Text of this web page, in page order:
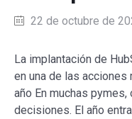
22 de octubre de
La implantación de
en una de las
año En muchas
decisiones. El año